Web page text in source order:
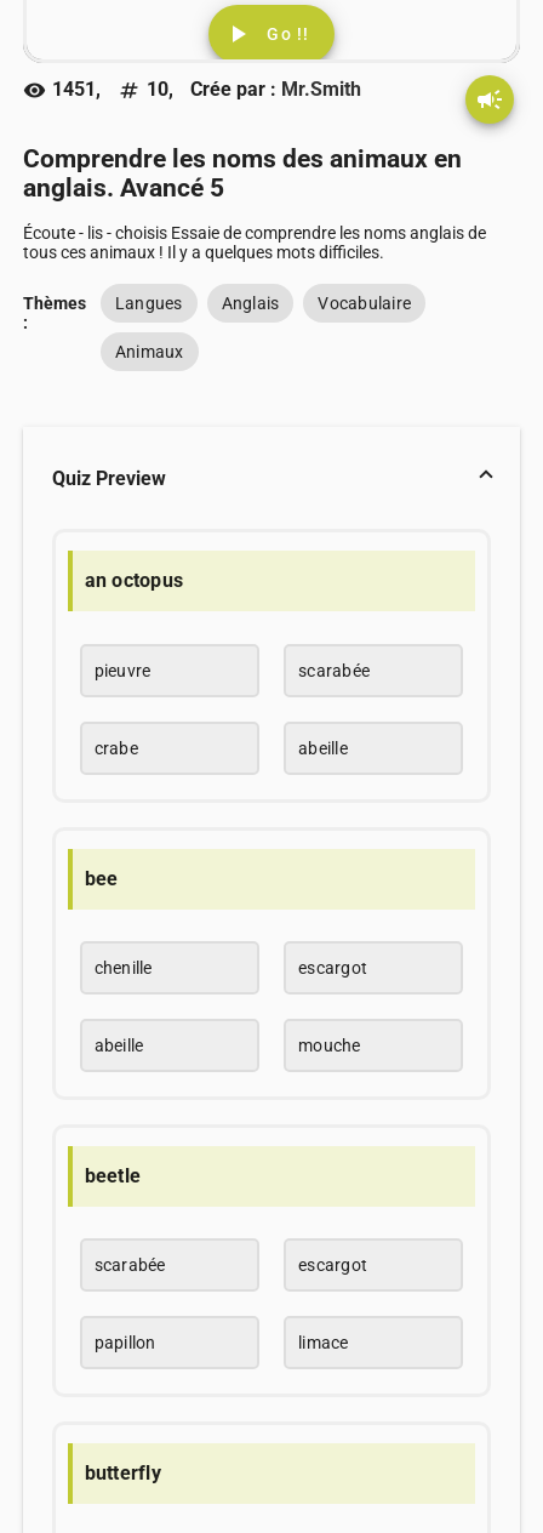
play_arrow Go !!
visibility 1451, numbers 10, Crée par : Mr.Smith campaign
Comprendre les noms des animaux en
anglais. Avancé 5
Écoute - lis - choisis Essaie de comprendre les noms anglais de
tous ces animaux ! Il y a quelques mots difficiles.
Thèmes
:
Langues Anglais Vocabulaire
Animaux
Quiz Preview
an octopus
pieuvre scarabée
crabe abeille
bee
chenille escargot
abeille mouche
beetle
scarabée escargot
papillon limace
butterfly